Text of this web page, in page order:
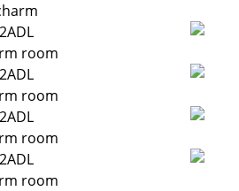
2ADL
room
2ADL
room
2ADL
room
2ADL
room